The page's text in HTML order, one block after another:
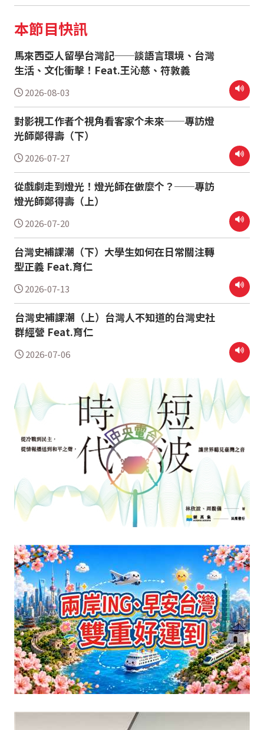
本節目快訊
馬來西亞人留學台灣記──談語言環境、台灣
生活、文化衝擊！Feat.王沁慈、符敦義
2026-08-03
對影視工作者个視角看客家个未來──專訪燈
光師鄭得壽（下）
2026-07-27
從戲劇走到燈光！燈光師在做麼个？──專訪
燈光師鄭得壽（上）
2026-07-20
台灣史補課潮（下）大學生如何在日常關注轉
型正義 Feat.育仁
2026-07-13
台灣史補課潮（上）台灣人不知道的台灣史社
群經營 Feat.育仁
2026-07-06